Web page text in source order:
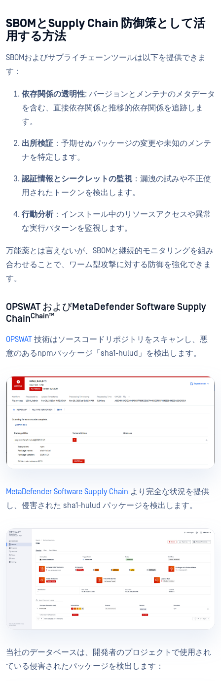
SBOMとSupply Chain 防御策として活
用する方法
SBOMおよびサプライチェーンツールは以下を提供できま
す：
依存関係の透明性: バージョンとメンテナのメタデータ
を含む、直接依存関係と推移的依存関係を追跡しま
す。
出所検証 ：予期せぬパッケージの変更や未知のメンテ
ナを特定します。
認証情報とシークレットの監視 ：漏洩の試みや不正使
用されたトークンを検出します。
行動分析：インストール中のリソースアクセスや異常
な実行パターンを監視します。
万能薬とは言えないが、SBOMと継続的モニタリングを組み
合わせることで、ワーム型攻撃に対する防御を強化できま
す。
OPSWAT およびMetaDefender Software Supply
ChainChain™
OPSWAT 技術はソースコードリポジトリをスキャンし、悪
意のあるnpmパッケージ「sha1-hulud」を検出します。
MetaDefender Software Supply Chain より完全な状況を提供
し、侵害された sha1-hulud パッケージを検出します。
当社のデータベースは、開発者のプロジェクトで使用され
ている侵害されたパッケージを検出します：